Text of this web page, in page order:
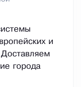
и
города